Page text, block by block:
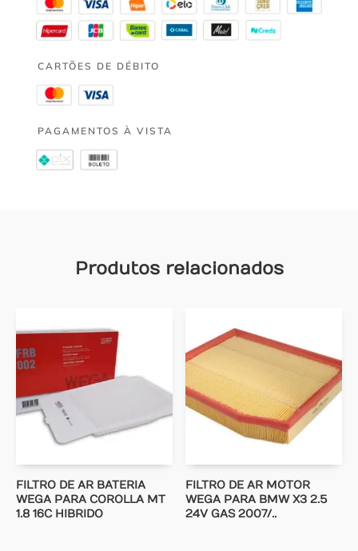
CARTÕES DE DÉBITO
PAGAMENTOS À VISTA
Produtos relacionados
FILTRO DE AR BATERIA
WEGA PARA COROLLA MT
1.8 16C HIBRIDO
FILTRO DE AR MOTOR
WEGA PARA BMW X3 2.5
24V GAS 2007/..